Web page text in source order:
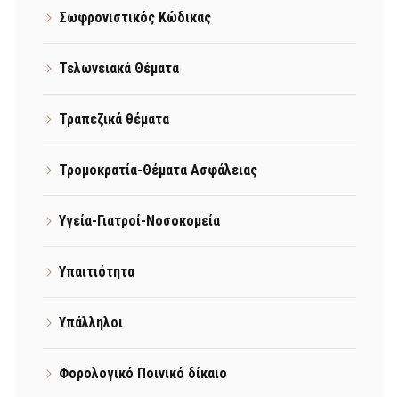
Σωφρονιστικός Κώδικας
Τελωνειακά Θέματα
Τραπεζικά θέματα
Τρομοκρατία-Θέματα Ασφάλειας
Υγεία-Γιατροί-Νοσοκομεία
Υπαιτιότητα
Υπάλληλοι
Φορολογικό Ποινικό δίκαιο